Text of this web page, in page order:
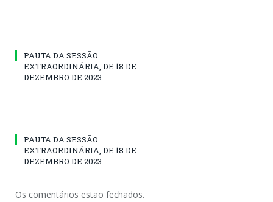
PAUTA DA SESSÃO
EXTRAORDINÁRIA, DE 18 DE
DEZEMBRO DE 2023
PAUTA DA SESSÃO
EXTRAORDINÁRIA, DE 18 DE
DEZEMBRO DE 2023
Os comentários estão fechados.